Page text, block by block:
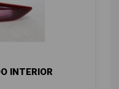
INTERIOR